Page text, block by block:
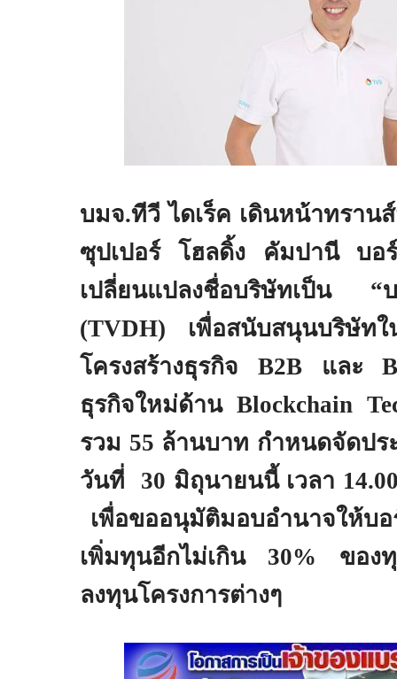
บมจ.ทีวี ไดเร็ค เดินหน้าทราน
ซุปเปอร์ โฮลดิ้ง คัมปานี บอ
เปลี่ยนแปลงชื่อบริษัทเป็น
(TVDH) เพื่อสนับสนุนบริษัทใ
โครงสร้างธุรกิจ B2B และ
ธุรกิจใหม่ด้าน Blockchain
รวม 55 ล้านบาท กำหนดจัดป
วันที่ 30 มิถุนายนนี้ เวลา
เพื่อขออนุมัติมอบอํานาจให้บอ
เพิ่มทุนอีกไม่เกิน 30% ของทุ
ลงทุนโครงการต่างๆ